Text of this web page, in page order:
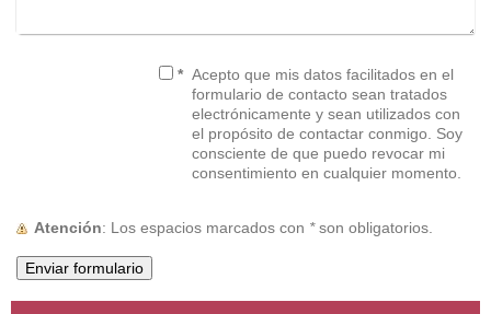
* Acepto que mis datos facilitados en el
formulario de contacto sean tratados
electrónicamente y sean utilizados con
el propósito de contactar conmigo. Soy
consciente de que puedo revocar mi
consentimiento en cualquier momento.
Atención : Los espacios marcados con *son obligatorios.